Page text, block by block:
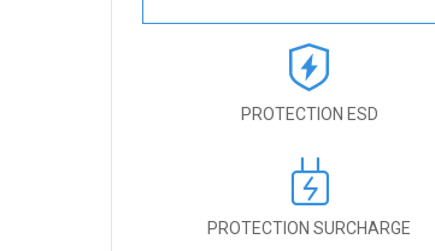
PROTECTION ESD
PROTECTION SURCHARGE